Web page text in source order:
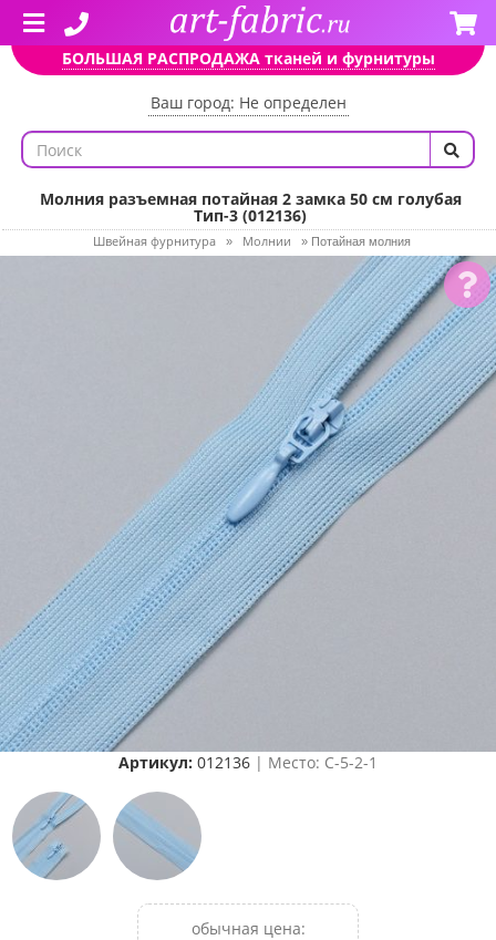
БОЛЬШАЯ РАСПРОДАЖА тканей и фурнитуры
Ваш город: Не определен
Молния разъемная потайная 2 замка 50 см голубая
Тип-3 (012136)
Швейная фурнитура » Молнии » Потайная молния
Артикул: 012136 | Место: C-5-2-1
обычная цена: